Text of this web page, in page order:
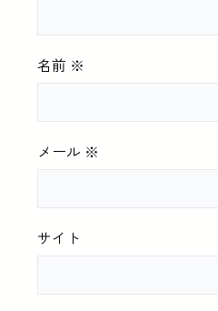
名前 ※
メール ※
サイト